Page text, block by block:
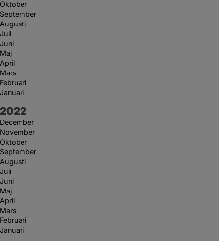
Oktober
September
Augusti
Juli
Juni
Maj
April
Mars
Februari
Januari
År:
2022
December
November
Oktober
September
Augusti
Juli
Juni
Maj
April
Mars
Februari
Januari